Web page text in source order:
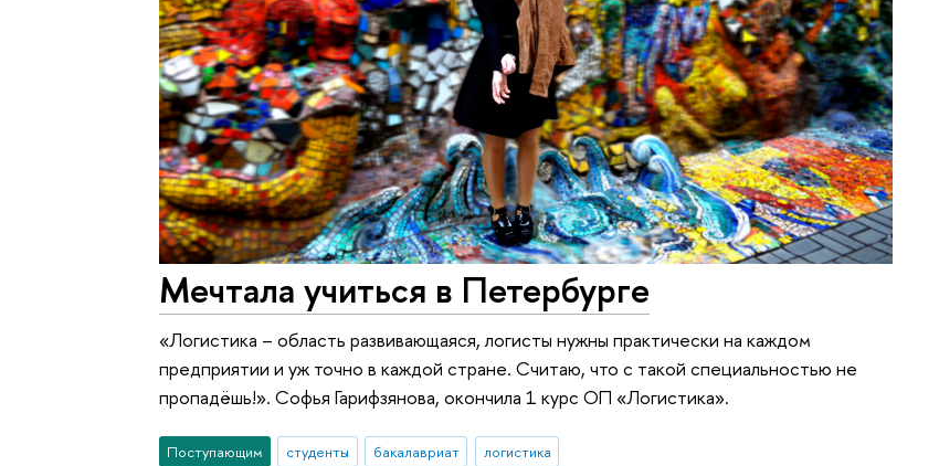
Мечтала учиться в Петербурге
«Логистика – область развивающаяся, логисты нужны практически на каждом
предприятии и уж точно в каждой стране. Считаю, что с такой специальностью не
пропадёшь!». Софья Гарифзянова, окончила 1 курс ОП «Логистика».
Поступающим студенты бакалавриат логистика